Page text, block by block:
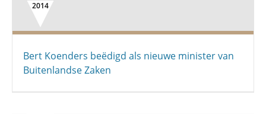
2014
Bert Koenders beëdigd als nieuwe minister van
Buitenlandse Zaken